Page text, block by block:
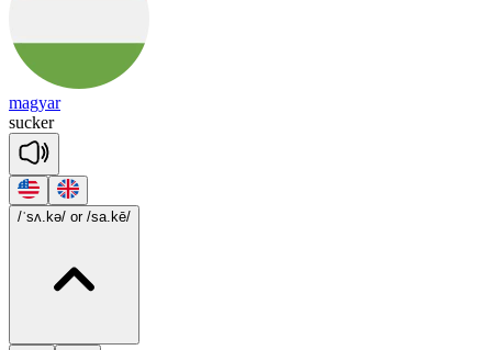
magyar
sucker
/ˈsʌ.kə/ or /sa.kē/